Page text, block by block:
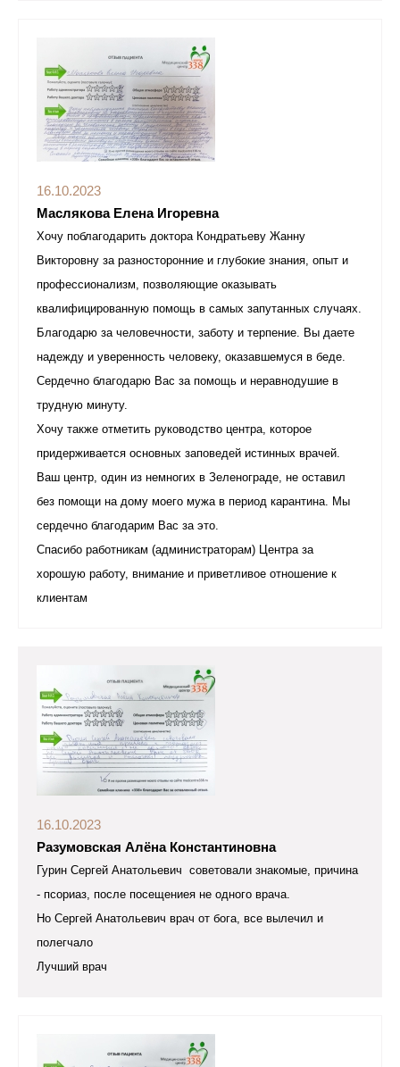
16.10.2023
Маслякова Елена Игоревна
Хочу поблагодарить доктора Кондратьеву Жанну
Викторовну за разносторонние и глубокие знания, опыт и
профессионализм, позволяющие оказывать
квалифицированную помощь в самых запутанных случаях.
Благодарю за человечности, заботу и терпение. Вы даете
надежду и уверенность человеку, оказавшемуся в беде.
Сердечно благодарю Вас за помощь и неравнодушие в
трудную минуту.
Хочу также отметить руководство центра, которое
придерживается основных заповедей истинных врачей.
Ваш центр, один из немногих в Зеленограде, не оставил
без помощи на дому моего мужа в период карантина. Мы
сердечно благодарим Вас за это.
Спасибо работникам (администраторам) Центра за
хорошую работу, внимание и приветливое отношение к
клиентам
16.10.2023
Разумовская Алёна Константиновна
Гурин Сергей Анатольевич советовали знакомые, причина
- псориаз, после посещениея не одного врача.
Но Сергей Анатольевич врач от бога, все вылечил и
полегчало
Лучший врач